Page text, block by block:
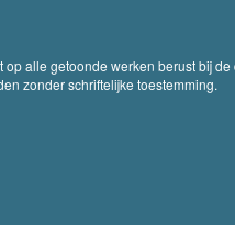
op alle getoonde werken berust bij
zonder schriftelijke toestemming.